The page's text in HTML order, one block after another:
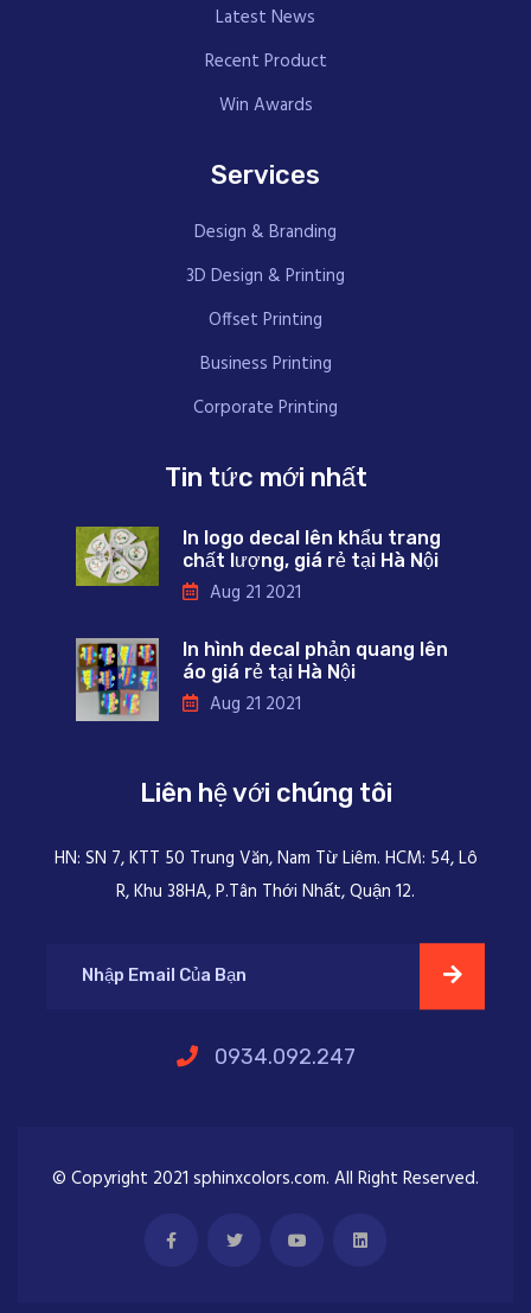
Latest News
Recent Product
Win Awards
Services
Design & Branding
3D Design & Printing
Offset Printing
Business Printing
Corporate Printing
Tin tức mới nhất
In logo decal lên khẩu trang
chất lượng, giá rẻ tại Hà Nội
Aug 21 2021
In hình decal phản quang lên
áo giá rẻ tại Hà Nội
Aug 21 2021
Liên hệ với chúng tôi
HN: SN 7, KTT 50 Trung Văn, Nam Từ Liêm. HCM: 54, Lô
R, Khu 38HA, P.Tân Thới Nhất, Quận 12.
0934.092.247
© Copyright 2021 sphinxcolors.com. All Right Reserved.